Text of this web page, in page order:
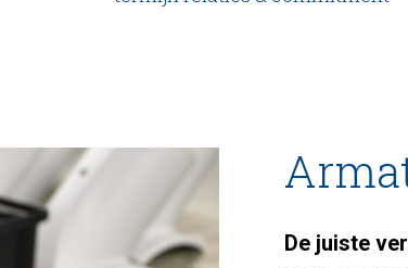
De juiste